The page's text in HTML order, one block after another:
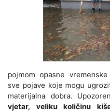
pojmom opasne
sve pojave koje mogu
materijalna dobra.
vjetar, veliku količinu